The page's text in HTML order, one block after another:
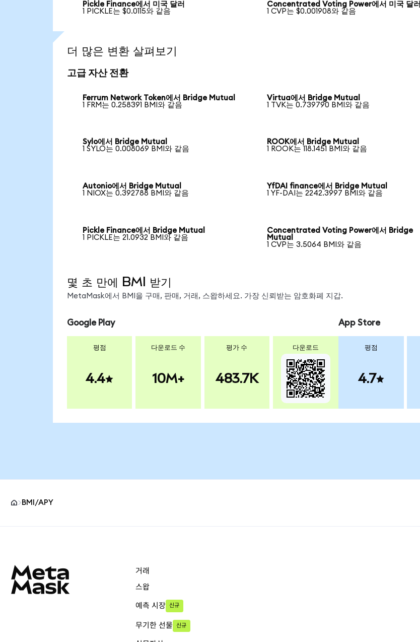
Pickle Finance에서 미국 달러
1 PICKLE는 $0.0115와 같음
Concentrated Voting Power에서 미국 달러
1 CVP는 $0.001908와 같음
더 많은 변환 살펴보기
고급 자산 전환
Ferrum Network Token에서 Bridge Mutual
1 FRM는 0.258391 BMI와 같음
Virtua에서 Bridge Mutual
1 TVK는 0.739790 BMI와 같음
Sylo에서 Bridge Mutual
1 SYLO는 0.008069 BMI와 같음
ROOK에서 Bridge Mutual
1 ROOK는 118.1451 BMI와 같음
Autonio에서 Bridge Mutual
1 NIOX는 0.392788 BMI와 같음
YfDAI finance에서 Bridge Mutual
1 YF-DAI는 2242.3997 BMI와 같음
Pickle Finance에서 Bridge Mutual
1 PICKLE는 21.0932 BMI와 같음
Concentrated Voting Power에서 Bridge
Mutual
1 CVP는 3.5064 BMI와 같음
몇 초 만에 BMI 받기
MetaMask에서 BMI을 구매, 판매, 거래, 스왑하세요. 가장 신뢰받는 암호화폐 지갑.
Google Play
평점
4.4
다운로드 수
10M+
평가 수
483.7K
다운로드
App Store
평점
4.7
BMI/APY
거래
스왑
예측 시장 신규
무기한 선물 신규